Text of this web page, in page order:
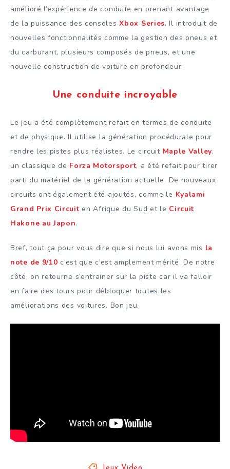
amélioré l’expérience de conduite en prenant avantage
de la puissance des consolesXbox Series. Il introduit de
nouvelles fonctionnalités comme la gestion des pneus et
du carburant, plusieurs composés de pneus, et une
nouvelle construction de voiture en profondeur.
Une conduite incroyable
Le jeu a été complètement refait en termes de conduite
et de physique. Il utilise la génération procédurale pour
rendre les pistes plus réalistes. Le circuit Maple Valley,
un classique de Forza Motorsport, a été refait pour tirer
parti du matériel de la génération actuelle. De nouveaux
circuits ont également été ajoutés, comme le Kyalami
Grand Prix Circuit en Afrique du Sud et le Circuit
Hakone au Japon.
Bref, tout ça pour vous dire que si nous lui avons mis la
note de 9/10 c’est que c’est amplement mérité. De notre
côté, on retourne s’entrainer sur la piste car il va falloir
en faire des tours pour débloquer toutes les
améliorations des voitures. Bon jeu.